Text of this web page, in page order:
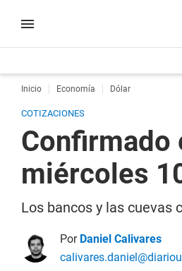
Inicio Economía Dólar
COTIZACIONES
Confirmado
miércoles
Los bancos y las cuevas
Por Daniel Calivares